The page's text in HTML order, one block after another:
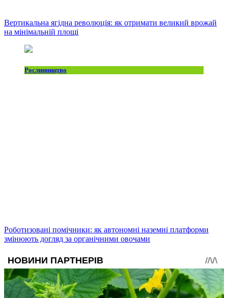
Вертикальна ягідна революція: як отримати великий врожай
на мінімальній площі
Рослинництво
Роботизовані помічники: як автономні наземні платформи
змінюють догляд за органічними овочами